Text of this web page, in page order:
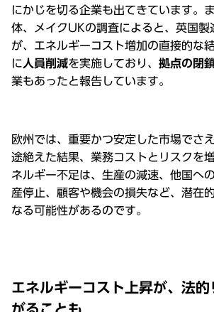
にかじを切る企業も出てきています。
体、メイクUKの調査によると、英国
が、エネルギーコスト増加の直接的な
に ⼈員削減を実施しており、 拠点の閉
業もあったと報告しています。
欧州では、重要かつ安定した市場でさ
途絶えた結果、業務コストとリスクを
ネルギー不⾜は、⽣産の減速、他国へ
産停⽌、顧客や機会の損失など、潜在
なる可能性があるのです。
エネルギーコスト上昇が、法的
がることも